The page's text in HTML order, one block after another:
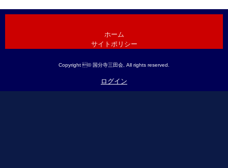
ホーム
サイトポリシー
Copyright © 国分寺三田会, All rights reserved.
ログイン